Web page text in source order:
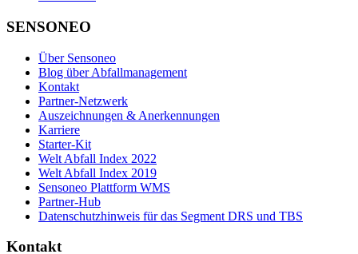
SENSONEO
Über Sensoneo
Blog über Abfallmanagement
Kontakt
Partner-Netzwerk
Auszeichnungen & Anerkennungen
Karriere
Starter-Kit
Welt Abfall Index 2022
Welt Abfall Index 2019
Sensoneo Plattform WMS
Partner-Hub
Datenschutzhinweis für das Segment DRS und TBS
Kontakt